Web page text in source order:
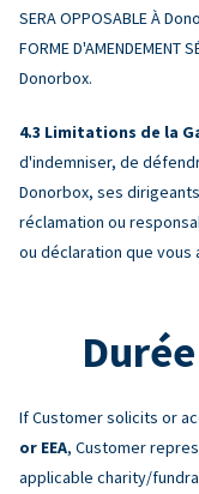
SERA OPPOSABLE À
FORME D'AMENDEMENT
Donorbox.
Limitations de la
d'indemniser, de
Donorbox, ses
réclamation ou
ou déclaration que vous
If Customer solicits or
or EEA, Customer
applicable charity/